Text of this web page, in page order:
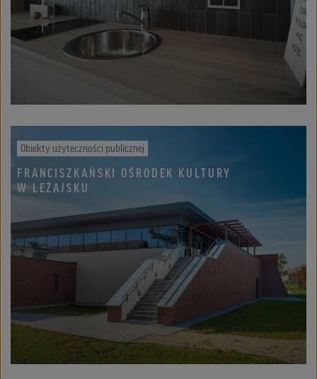
Obiekty użyteczności publicznej
FRANCISZKAŃSKI OŚRODEK KULTURY
W LEŻAJSKU